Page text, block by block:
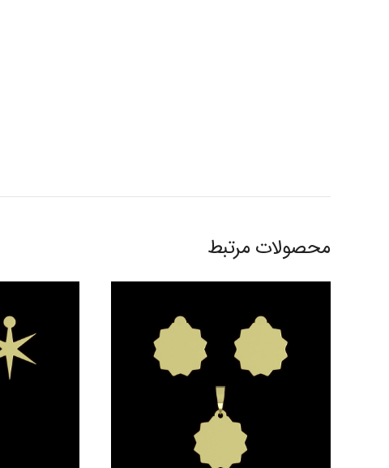
محصولات مرتبط